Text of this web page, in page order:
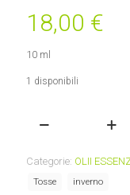
18,00 €
10 ml
1 disponibili
Mirto
communis)
Essenziale
Categorie: OLII
Tosse
inverno